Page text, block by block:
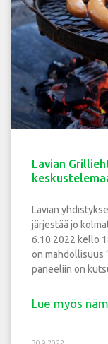
Lavian
Lavian
järjestää jo
6.10.2022 kello
on mahdollisuus
paneeliin on
Lue myös